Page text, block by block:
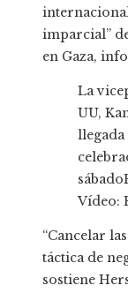
imparcial”
en Gaza,
La
UU,
llegada
sábado
Vídeo:
“Cancelar
táctica de
sostiene